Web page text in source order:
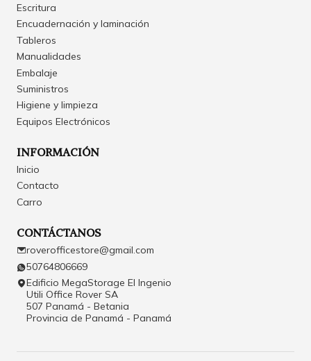
Escritura
Encuadernación y laminación
Tableros
Manualidades
Embalaje
Suministros
Higiene y limpieza
Equipos Electrónicos
INFORMACIÓN
Inicio
Contacto
Carro
CONTÁCTANOS
roverofficestore@gmail.com
50764806669
Edificio MegaStorage El Ingenio
Utili Office Rover SA
507 Panamá - Betania
Provincia de Panamá - Panamá